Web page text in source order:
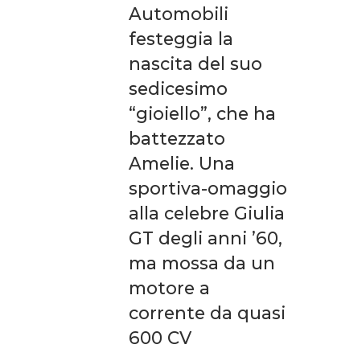
Automobili
festeggia la
nascita del suo
sedicesimo
“gioiello”, che ha
battezzato
Amelie. Una
sportiva-omaggio
alla celebre Giulia
GT degli anni ’60,
ma mossa da un
motore a
corrente da quasi
600 CV